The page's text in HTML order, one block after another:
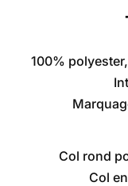
100%
Col rond
Col